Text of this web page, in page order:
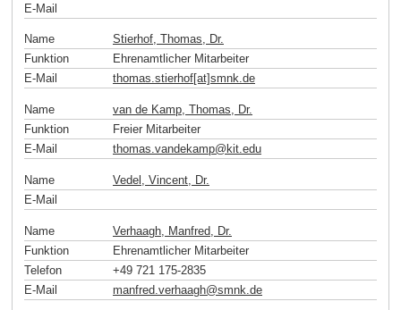
E-Mail
Name
Stierhof, Thomas, Dr.
Funktion
Ehrenamtlicher Mitarbeiter
E-Mail
thomas.stierhof[at]smnk.de
Name
van de Kamp, Thomas, Dr.
Funktion
Freier Mitarbeiter
E-Mail
thomas.vandekamp@ kit.edu
Name
Vedel, Vincent, Dr.
E-Mail
Name
Verhaagh, Manfred, Dr.
Funktion
Ehrenamtlicher Mitarbeiter
Telefon
+49 721 175-2835
E-Mail
manfred.verhaagh@smnk de